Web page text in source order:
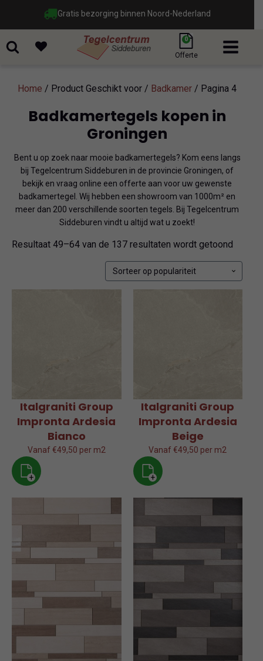
Groot assortiment & nieuwste trends
0
Offerte
Home / Product Geschikt voor / Badkamer / Pagina 4
Badkamertegels kopen in
Groningen
Bent u op zoek naar mooie badkamertegels? Kom eens langs
bij Tegelcentrum Siddeburen in de provincie Groningen, of
bekijk en vraag online een offerte aan voor uw gewenste
badkamertegel. Wij hebben een showroom van 1000m² en
meer dan 200 verschillende soorten tegels. Bij Tegelcentrum
Siddeburen vindt u altijd wat u zoekt!
Resultaat 49–64 van de 137 resultaten wordt getoond
op
Italgraniti Group
Impronta Ardesia
Bianco
Vanaf €49,50 per m2
+
Italgraniti Group
Impronta Ardesia
Beige
Vanaf €49,50 per m2
+